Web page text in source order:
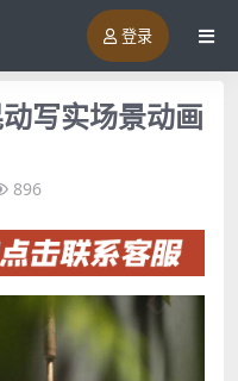
登录
写实场景动画
896